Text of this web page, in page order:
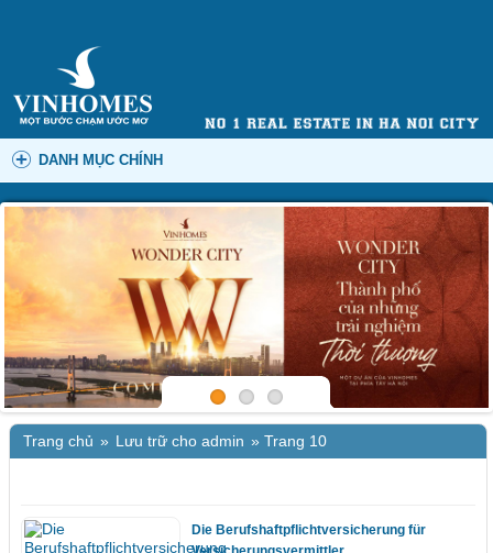
DANH MỤC CHÍNH
Trang chủ » Lưu trữ cho admin » Trang 10
Die Berufshaftpflichtversicherung für